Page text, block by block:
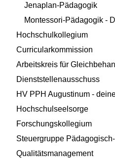
Jenaplan-Pädagogik
Montessori-Pädagogik -
Hochschulkollegium
Curricularkommission
Arbeitskreis für
Dienststellenausschuss
HV PPH Augustinum -
Hochschulseelsorge
Forschungskollegium
Steuergruppe
Qualitätsmanagement